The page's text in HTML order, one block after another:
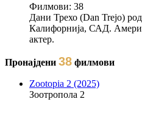
Филмови: 38
Дани Трехо (Dan Trejo)
Калифорнија, САД.
актер.
Пронајдени 38 филмови
Zootopia 2 (2025)
Зоотропола 2